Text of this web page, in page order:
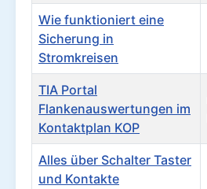
Wie funktioniert eine
Sicherung in
Stromkreisen
TIA Portal
Flankenauswertungen im
Kontaktplan KOP
Alles über Schalter Taster
und Kontakte